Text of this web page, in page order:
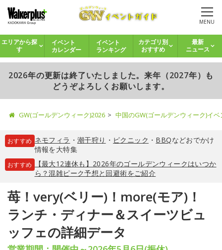
MENU
エリアから探
す
イベント
カレンダー
イベント
ランキング
カテゴリ別
おすすめ
最新
ニュース
2026年の更新は終了いたしました。来年（2027年）も
どうぞよろしくお願いします。
GW(ゴールデンウィーク)2026 中国のGW(ゴールデンウィーク)イ
おすすめ ネモフィラ ・ 潮干狩り ・ ピクニック ・ BBQなどおでかけ
情報を大特集
おすすめ
【最大12連休も】2026年のゴールデンウィークはいつか
ら？混雑ピーク予想と回避術をご紹介
苺！very(ベリー)！more(モア)！
ランチ・ディナー＆スイーツビュ
ッフェの詳細データ